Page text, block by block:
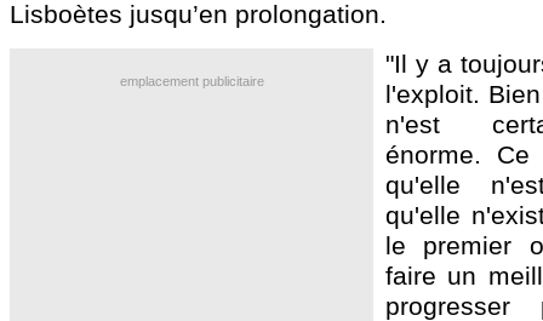
Lisboètes jusqu’en prolongation.
emplacement publicitaire
"Il y a
l'exploit.
n'est
énorme.
qu'elle
qu'elle
le premier
faire un